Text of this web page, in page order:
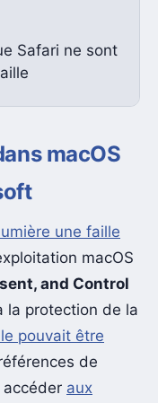
Safari ne sont
macOS
une faille
macOS
and Control
la protection de la
pouvait être
de
accéder aux